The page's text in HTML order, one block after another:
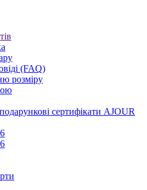
(FAQ)
розміру
сертифікати AJOUR